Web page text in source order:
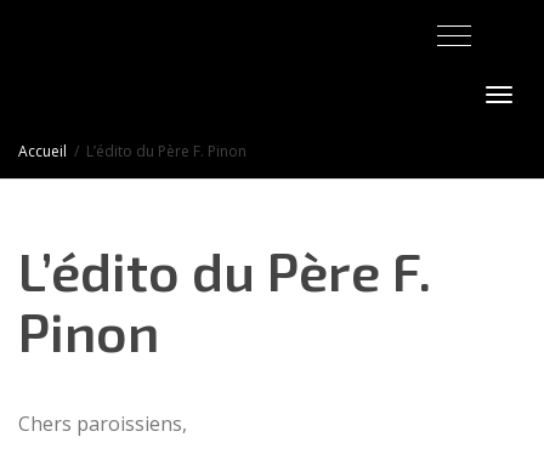
Activer/
Accueil L’édito du Père F. Pinon
L’édito du Père F.
Pinon
Chers paroissiens,